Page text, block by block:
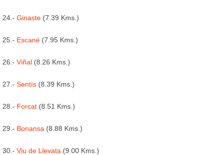
24.- Ginaste (7.39 Kms.)
25.- Escané (7.95 Kms.)
26.- Viñal (8.26 Kms.)
27.- Sentís (8.39 Kms.)
28.- Forcat (8.51 Kms.)
29.- Bonansa (8.88 Kms.)
30.- Viu de Llevata (9.00 Kms.)